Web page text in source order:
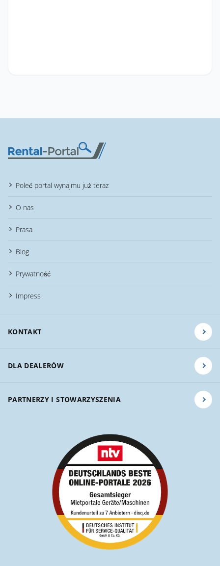
Poleć portal wynajmu już teraz
O nas
Prasa
Blog
Prywatność
Impress
KONTAKT
DLA DEALERÓW
PARTNERZY I STOWARZYSZENIA